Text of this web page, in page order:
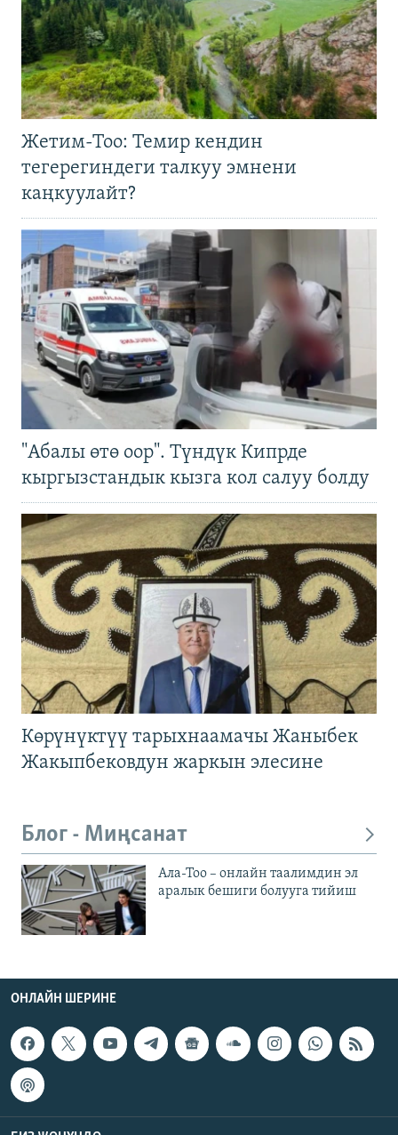
Жетим-Тоо: Темир кендин
тегерегиндеги талкуу эмнени
каңкуулайт?
"Абалы өтө оор". Түндүк Кипрде
кыргызстандык кызга кол салуу болду
Көрүнүктүү тарыхнаамачы Жаныбек
Жакыпбековдун жаркын элесине
Блог - Миңсанат
Ала-Тоо – онлайн таалимдин эл
аралык бешиги болууга тийиш
ОНЛАЙН ШЕРИНЕ